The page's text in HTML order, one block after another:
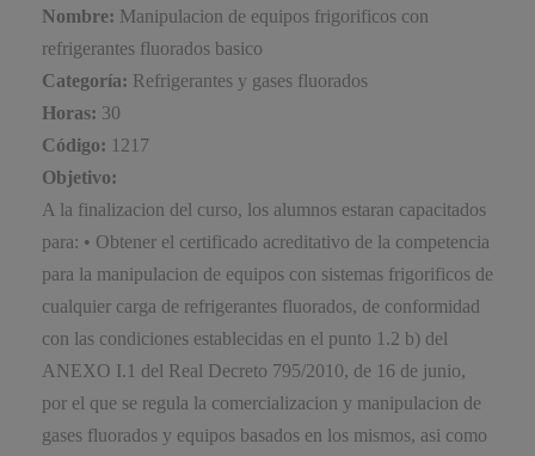
Nombre: Manipulacion de equipos frigorificos con
refrigerantes fluorados basico
Categoría: Refrigerantes y gases fluorados
Horas: 30
Código: 1217
Objetivo:
A la finalizacion del curso, los alumnos estaran capacitados
para: • Obtener el certificado acreditativo de la competencia
para la manipulacion de equipos con sistemas frigorificos de
cualquier carga de refrigerantes fluorados, de conformidad
con las condiciones establecidas en el punto 1.2 b) del
ANEXO I.1 del Real Decreto 795/2010, de 16 de junio,
por el que se regula la comercializacion y manipulacion de
gases fluorados y equipos basados en los mismos, asi como